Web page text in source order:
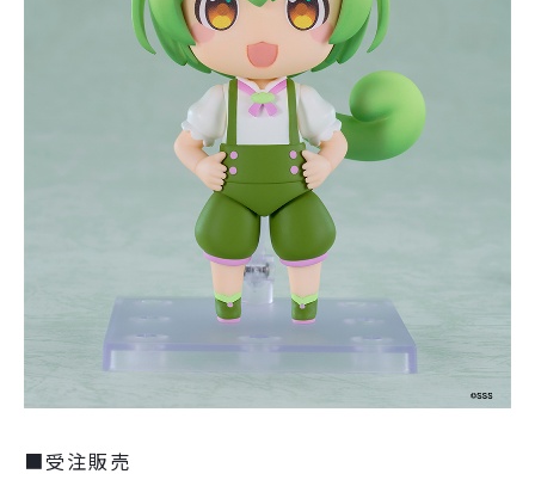
■受注販売